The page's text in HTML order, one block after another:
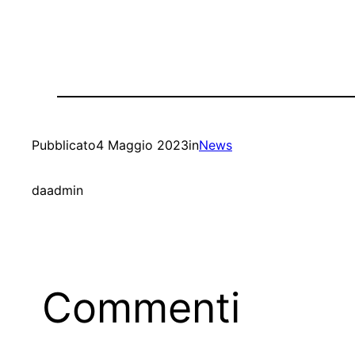
Pubblicato4 Maggio 2023inNews
daadmin
Commenti